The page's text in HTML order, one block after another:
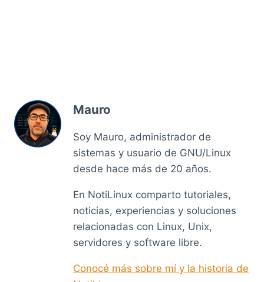
Mauro
Soy Mauro, administrador de
sistemas y usuario de GNU/Linux
desde hace más de 20 años.
En NotiLinux comparto tutoriales,
noticias, experiencias y soluciones
relacionadas con Linux, Unix,
servidores y software libre.
Conocé más sobre mí y la historia de